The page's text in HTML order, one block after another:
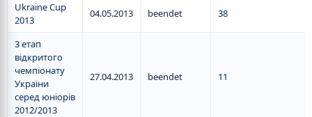
Ukraine Cup
2013
04.05.2013 beendet 38
3 етап
відкритого
чемпіонату
України
серед юніорів
2012/2013
27.04.2013 beendet 11